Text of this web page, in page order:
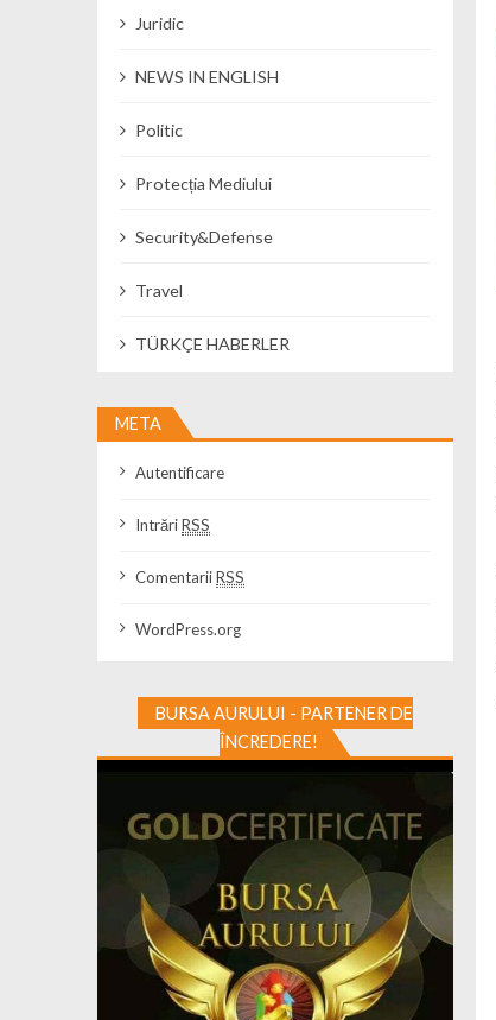
Juridic
NEWS IN ENGLISH
Politic
Protecția Mediului
Security&Defense
Travel
TÜRKÇE HABERLER
META
Autentificare
IntrăriRSS
ComentariiRSS
WordPress.org
BURSA AURULUI - PARTENER DE
ÎNCREDERE!